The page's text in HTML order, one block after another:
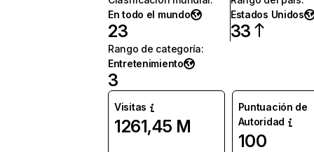
En todo el mundo
23
Estados Unidos
33
Rango de categoría:
Entretenimiento
3
Visitas
1261,45 M
Puntuación de
Autoridad
100